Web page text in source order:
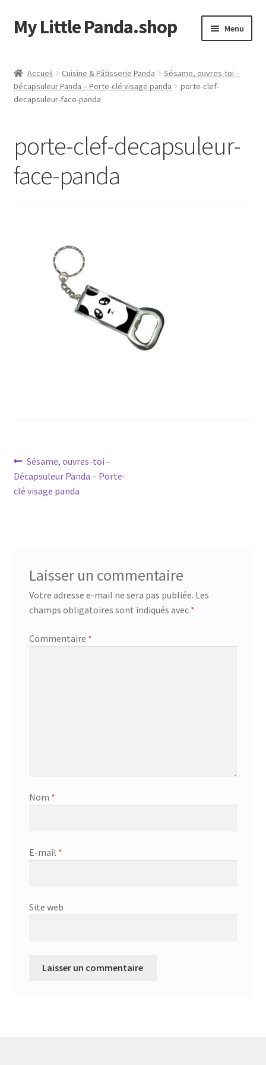
Aller
à
navigation
Aller
au
My Little Panda.shop Menu
Boutique
Mon compte
Page d’exemple
Accueil Cuisine & Pâtisserie Panda
Sésame, ouvres-toi –
Décapsuleur Panda – Porte-clé visage panda
porte-clef-
decapsuleur-face-panda
porte-clef-decapsuleur-
face-panda
Navigation
de
Article
précédent :
Sésame, ouvres-toi –
Décapsuleur Panda – Porte-
clé visage panda
Laisser un commentaire
Votre adresse e-mail ne sera pas publiée. Les
champs obligatoires sont indiqués avec *
Commentaire *
Nom *
E-mail *
Site web